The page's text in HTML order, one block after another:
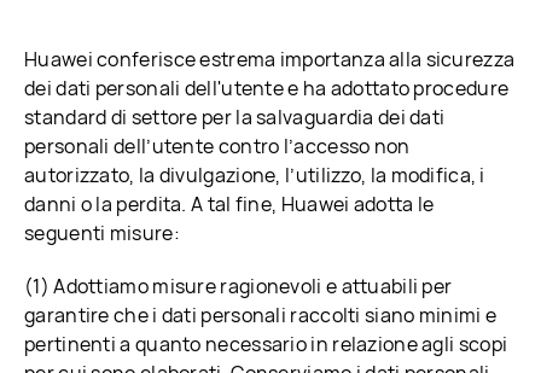
Huawei conferisce estrema importanza alla sicurezza
dei dati personali dell'utente e ha adottato procedure
standard di settore per la salvaguardia dei dati
personali dell’utente contro l’accesso non
autorizzato, la divulgazione, l’utilizzo, la modifica, i
danni o la perdita. A tal fine, Huawei adotta le
seguenti misure:
(1) Adottiamo misure ragionevoli e attuabili per
garantire che i dati personali raccolti siano minimi e
pertinenti a quanto necessario in relazione agli scopi